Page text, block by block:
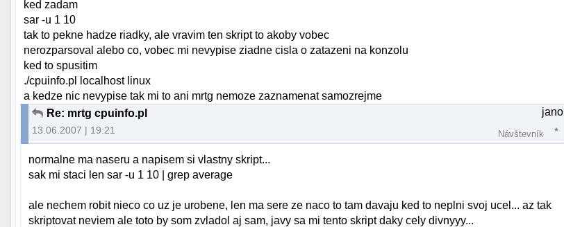
ked zadam
sar -u 1 10
tak to pekne hadze riadky, ale vravim ten skript to akoby vobec
nerozparsoval alebo co, vobec mi nevypise ziadne cisla o zatazeni na konzolu
ked to spusitim
./cpuinfo.pl localhost linux
a kedze nic nevypise tak mi to ani mrtg nemoze zaznamenat samozrejme
Re: mrtg cpuinfo.pl
13.06.2007 | 19:21
jano
Návštevník
normalne ma naseru a napisem si vlastny skript...
sak mi staci len sar -u 1 10 | grep average
ale nechem robit nieco co uz je urobene, len ma sere ze naco to tam davaju ked to neplni svoj ucel... az tak
skriptovat neviem ale toto by som zvladol aj sam, javy sa mi tento skript daky cely divnyyy...